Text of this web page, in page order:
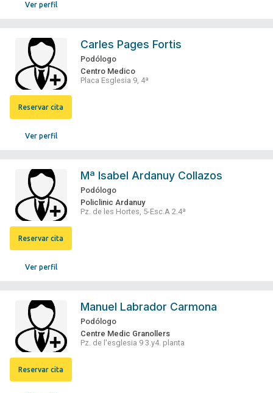
Ver perfil
Ver perfil
Reservar cita
Carles Pages Fortis
Podólogo
Centro Medico
Placa Esglesia 9, 4ª
Ver perfil
Reservar cita
Mª Isabel Ardanuy Collazos
Podólogo
Policlinic Ardanuy
Pz. de les Hortes, 5-Esc.A 2.4ª
Reservar cita
Manuel Labrador Carmona
Podólogo
Centre Medic Granollers
Pz. de l'esglesia 9 3.y4. planta